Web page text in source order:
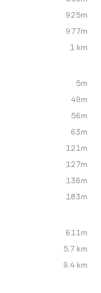
925m
977m
1 km
5m
49m
56m
63m
121m
127m
136m
183m
611m
5.7 km
9.4 km